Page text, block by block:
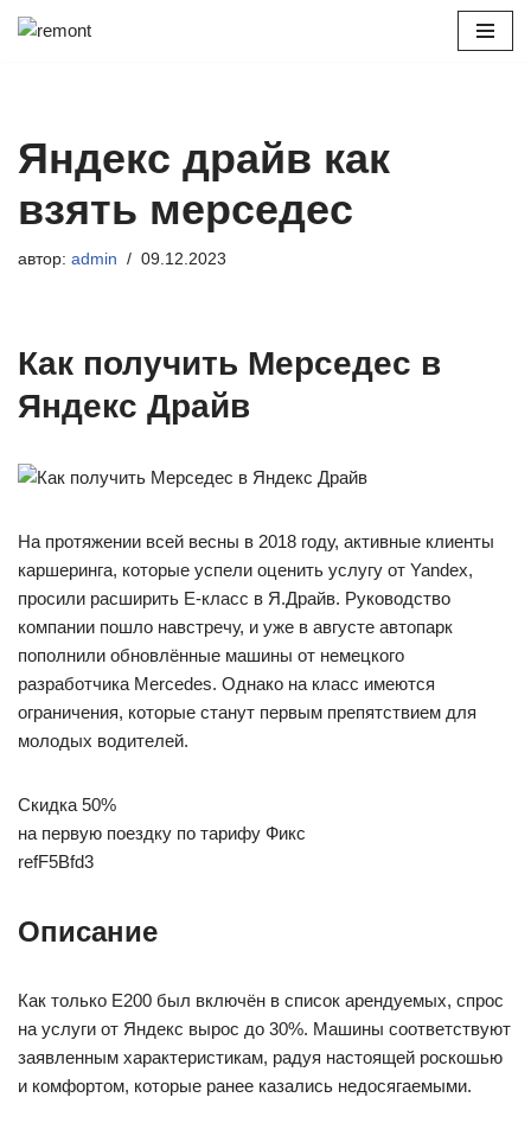
Яндекс драйв как
взять мерседес
автор: admin 09.12.2023
Как получить Мерседес в
Яндекс Драйв
На протяжении всей весны в 2018 году, активные клиенты
каршеринга, которые успели оценить услугу от Yandex,
просили расширить Е-класс в Я.Драйв. Руководство
компании пошло навстречу, и уже в августе автопарк
пополнили обновлённые машины от немецкого
разработчика Mercedes. Однако на класс имеются
ограничения, которые станут первым препятствием для
молодых водителей.
Скидка 50%
на первую поездку по тарифу Фикс
refF5Bfd3
Описание
Как только Е200 был включён в список арендуемых, спрос
на услуги от Яндекс вырос до 30%. Машины соответствуют
заявленным характеристикам, радуя настоящей роскошью
и комфортом, которые ранее казались недосягаемыми.